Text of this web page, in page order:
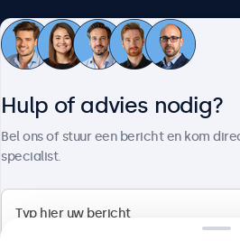
Hulp of advies nodig?
Bel ons of stuur een bericht en kom
specialist.